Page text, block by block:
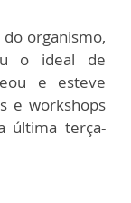
organismo,
o ideal de
e esteve
e workshops
última terça-